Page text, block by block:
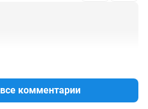
комментарии